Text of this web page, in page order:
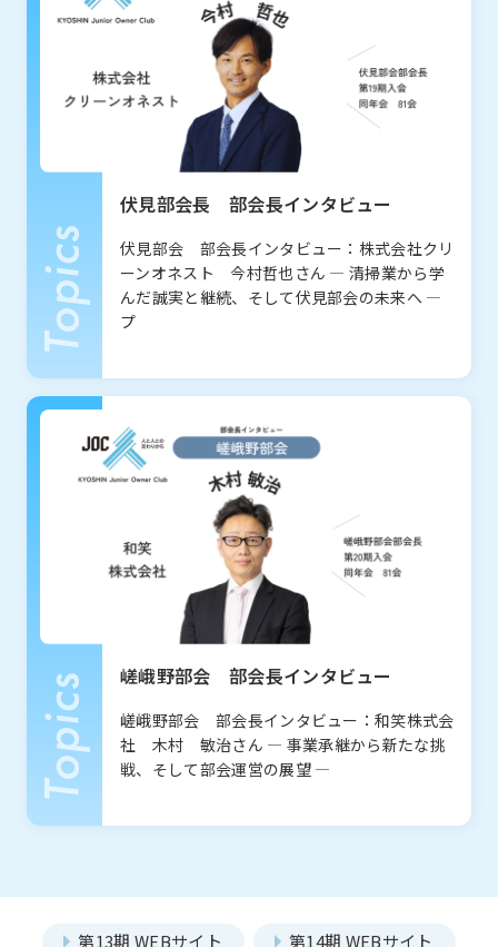
JOCとは
沿革
第24期事業計画
Report
国内・海外研修委員会
コミュニティシェア委員会
総務委員会
HAPPY BURGER
アグリベンチャー
JOC LAB
JOC ビジネススクール
KYO＋
Hatch & Evolve（ハチエ
ピックアップ
Section
本店部会
河原町部会
洛北部会
西陣・北野部会
北大路部会
洛中部会
壬生部会
東九部会
伏見部会
山科部会
大阪部会
近江部会
メンバー Members
部会長
伏見部会長 部会長インタビュー
伏見部会 部会長インタビュー：株式会社クリ
ーンオネスト 今村哲也さん ― 清掃業から学
んだ誠実と継続、そして伏見部会の未来へ ―
プ
嵯峨野部会 部会長インタビュー
嵯峨野部会 部会長インタビュー：和笑株式会
社 木村 敏治さん ― 事業承継から新たな挑
戦、そして部会運営の展望 ―
第13期 WEBサイト 第14期 WEBサイト